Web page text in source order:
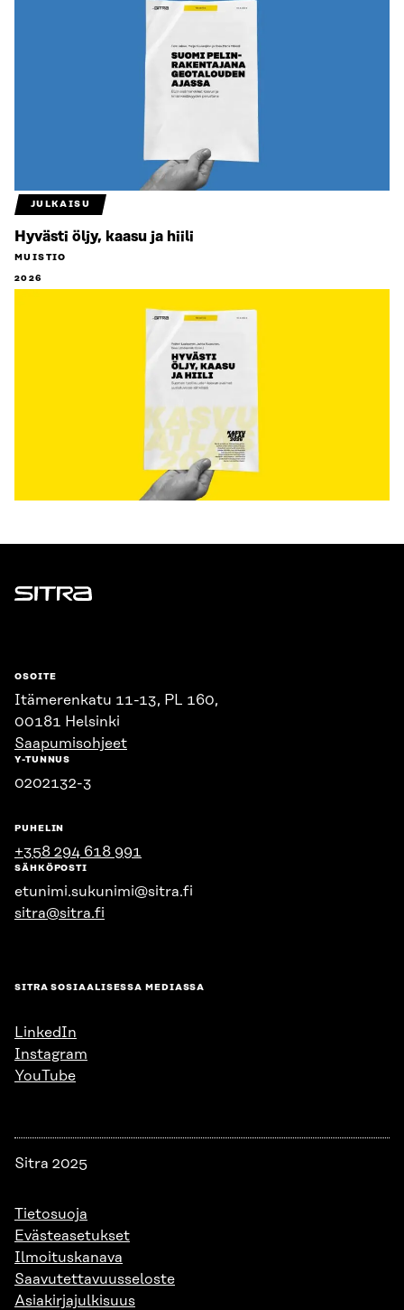
JULKAISU
Hyvästi öljy, kaasu ja hiili
MUISTIO
2026
Sitra
OSOITE
Itämerenkatu 11-13, PL 160,
00181 Helsinki
Saapumisohjeet
Y-TUNNUS
0202132-3
PUHELIN
+358 294 618 991
SÄHKÖPOSTI
etunimi.sukunimi@sitra.fi
sitra@sitra.fi
SITRA SOSIAALISESSA MEDIASSA
LinkedIn
Instagram
YouTube
Sitra 2025
Tietosuoja
Evästeasetukset
Ilmoituskanava
Saavutettavuusseloste
Asiakirjajulkisuus